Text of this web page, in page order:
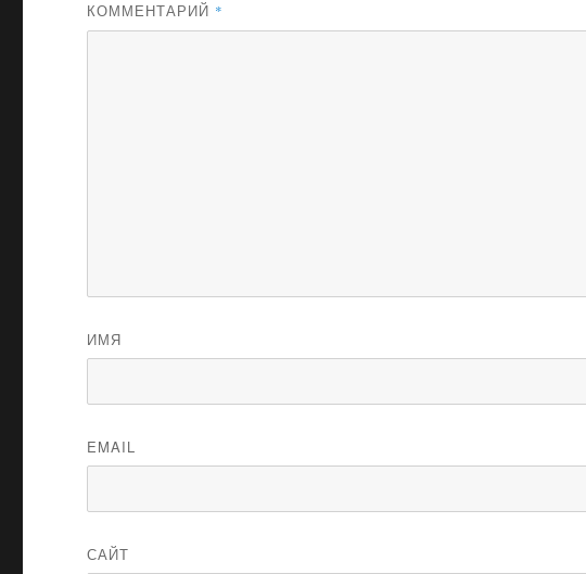
КОММЕНТАРИЙ *
ИМЯ
EMAIL
САЙТ